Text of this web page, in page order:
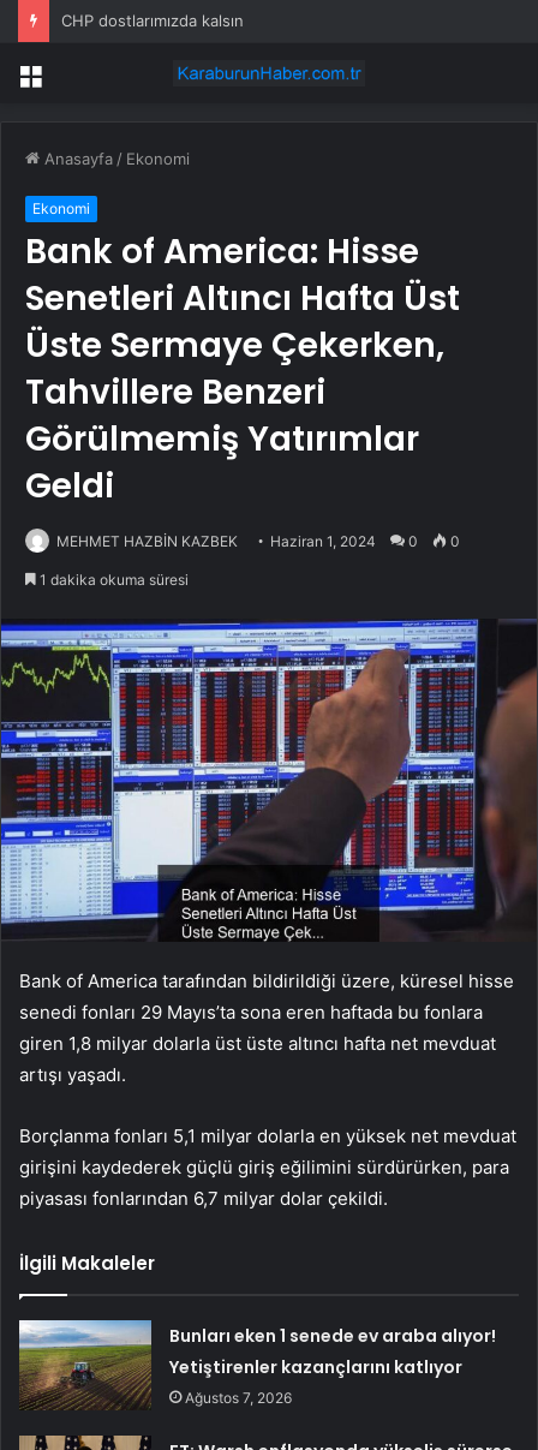
CHP dostlarımızda kalsın
Menü
Anasayfa / Ekonomi
Ekonomi
Bank of America: Hisse
Senetleri Altıncı Hafta Üst
Üste Sermaye Çekerken,
Tahvillere Benzeri
Görülmemiş Yatırımlar
Geldi
MEHMET HAZBİN KAZBEK Haziran 1, 2024 0 0
1 dakika okuma süresi
Bank of America tarafından bildirildiği üzere, küresel hisse
senedi fonları 29 Mayıs’ta sona eren haftada bu fonlara
giren 1,8 milyar dolarla üst üste altıncı hafta net mevduat
artışı yaşadı.
Borçlanma fonları 5,1 milyar dolarla en yüksek net mevduat
girişini kaydederek güçlü giriş eğilimini sürdürürken, para
piyasası fonlarından 6,7 milyar dolar çekildi.
İlgili Makaleler
Bunları eken 1 senede ev araba alıyor!
Yetiştirenler kazançlarını katlıyor
Ağustos 7, 2026